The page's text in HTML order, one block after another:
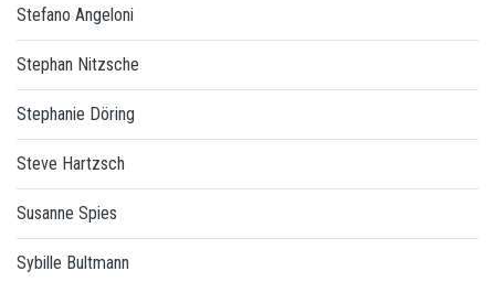
Stefano Angeloni
Stephan Nitzsche
Stephanie Döring
Steve Hartzsch
Susanne Spies
Sybille Bultmann